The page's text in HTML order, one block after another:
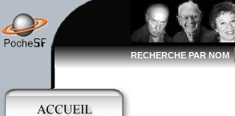
RECHERCHE PAR NOM